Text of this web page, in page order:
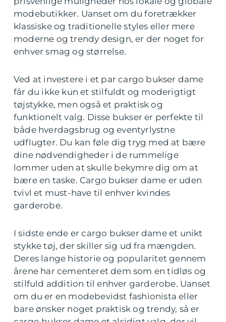
modebutikker. Uanset om du foretrækker
klassiske og traditionelle styles eller mere
moderne og trendy design, er der noget for
enhver smag og størrelse.
Ved at investere i et par cargo bukser dame
får du ikke kun et stilfuldt og moderigtigt
tøjstykke, men også et praktisk og
funktionelt valg. Disse bukser er perfekte til
både hverdagsbrug og eventyrlystne
udflugter. Du kan føle dig tryg med at bære
dine nødvendigheder i de rummelige
lommer uden at skulle bekymre dig om at
bære en taske. Cargo bukser dame er uden
tvivl et must-have til enhver kvindes
garderobe.
I sidste ende er cargo bukser dame et unikt
stykke tøj, der skiller sig ud fra mængden.
Deres lange historie og popularitet gennem
årene har cementeret dem som en tidløs og
stilfuld addition til enhver garderobe. Uanset
om du er en modebevidst fashionista eller
bare ønsker noget praktisk og trendy, så er